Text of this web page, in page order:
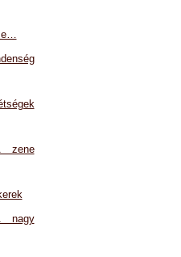
zene
nagy